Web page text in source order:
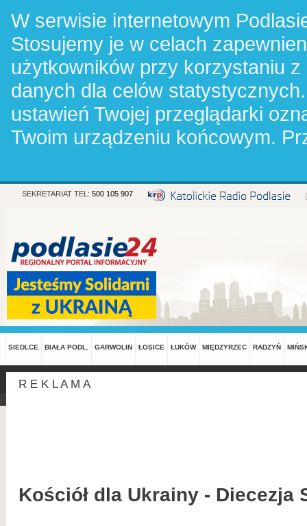
W serwisie internetowym
Stosujemy je w celach
użytkowników przy korzystaniu
danych dla celów
ustawień Twojej przeglądarki
Twoim urządzeniu końcowym.
SEKRETARIAT TEL: 500 105 907
SIEDLCE BIAŁA PODL. GARWOLIN ŁOSICE ŁUKÓW MIĘDZYRZEC RADZYŃ
R E K L A M A
Kościół dla Ukrainy - Diecezja